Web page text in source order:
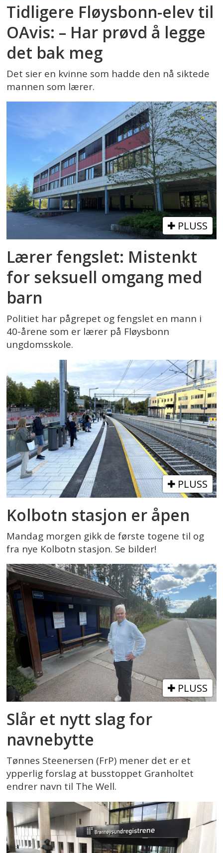
Tidligere Fløysbonn-elev til
OAvis: – Har prøvd å legge
det bak meg
Det sier en kvinne som hadde den nå siktede
mannen som lærer.
PLUSS
Lærer fengslet: Mistenkt
for seksuell omgang med
barn
Politiet har pågrepet og fengslet en mann i
40-årene som er lærer på Fløysbonn
ungdomsskole.
PLUSS
Kolbotn stasjon er åpen
Mandag morgen gikk de første togene til og
fra nye Kolbotn stasjon. Se bilder!
PLUSS
Slår et nytt slag for
navnebytte
Tønnes Steenersen (FrP) mener det er et
ypperlig forslag at busstoppet Granholtet
endrer navn til The Well.